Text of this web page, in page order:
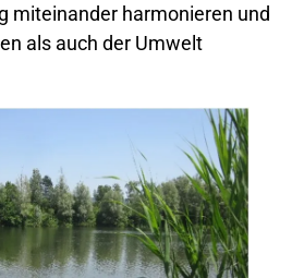
miteinander harmonieren und
als auch der Umwelt